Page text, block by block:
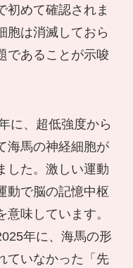
初めて確認されま
胞は消滅しておら
であることが示唆
に、超低強度から
海馬の神経細胞が
した。激しい運動
動で脳の記憶中枢
味しています。
年に、海馬の形
ていなかった「先